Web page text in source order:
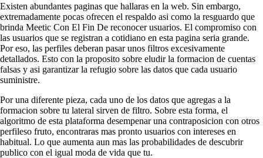
Existen abundantes paginas que hallaras en la web. Sin embargo,
extremadamente pocas ofrecen el respaldo asi­ como la resguardo que
brinda Meetic Con El Fin De reconocer usuarios. El compromiso con
las usuarios que se registran a cotidiano en esta pagina seri­a grande.
Por eso, las perfiles deberan pasar unos filtros excesivamente
detallados. Esto con la proposito sobre eludir la formacion de cuentas
falsas y asi garantizar la refugio sobre las datos que cada usuario
suministre.
Por una diferente pieza, cada uno de los datos que agregas a la
formacion sobre tu lateral sirven de filtro. Sobre esta forma, el
algoritmo de esta plataforma desempenar una contraposicion con otros
perfileso fruto, encontraras mas pronto usuarios con intereses en
habitual. Lo que aumenta aun mas las probabilidades de descubrir
publico con el igual moda de vida que tu.